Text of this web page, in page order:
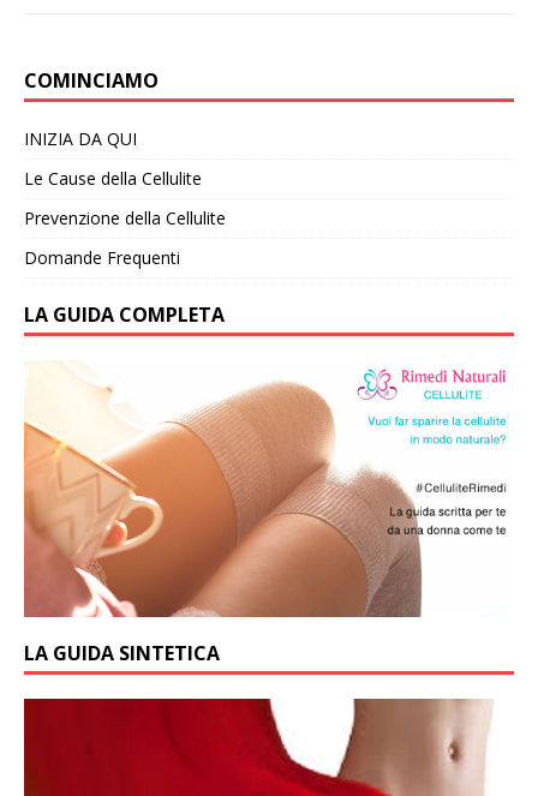
COMINCIAMO
INIZIA DA QUI
Le Cause della Cellulite
Prevenzione della Cellulite
Domande Frequenti
LA GUIDA COMPLETA
LA GUIDA SINTETICA